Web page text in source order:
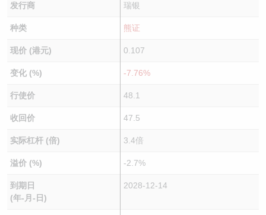
发行商 瑞银
种类 熊证
现价 (港元) 0.107
变化 (%) -7.76%
行使价 48.1
收回价 47.5
实际杠杆 (倍) 3.4倍
溢价 (%) -2.7%
到期日
(年-月-日)
2028-12-14